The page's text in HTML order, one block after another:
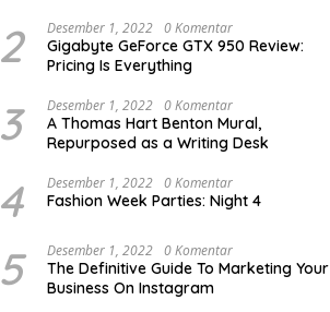
2 Desember 1, 2022 0 Komentar
Gigabyte GeForce GTX 950 Review:
Pricing Is Everything
3 Desember 1, 2022 0 Komentar
A Thomas Hart Benton Mural,
Repurposed as a Writing Desk
4 Desember 1, 2022 0 Komentar
Fashion Week Parties: Night 4
5 Desember 1, 2022 0 Komentar
The Definitive Guide To Marketing Your
Business On Instagram